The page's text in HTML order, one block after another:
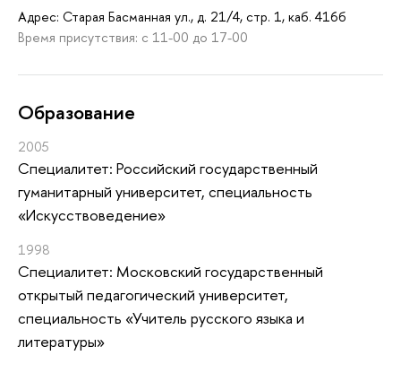
Адрес: Старая Басманная ул., д. 21/4, стр. 1, каб. 416б
Время присутствия: с 11-00 до 17-00
Oбразование
2005
Специалитет: Российский государственный
гуманитарный университет, специальность
«Искусствоведение»
1998
Специалитет: Московский государственный
открытый педагогический университет,
специальность «Учитель русского языка и
литературы»